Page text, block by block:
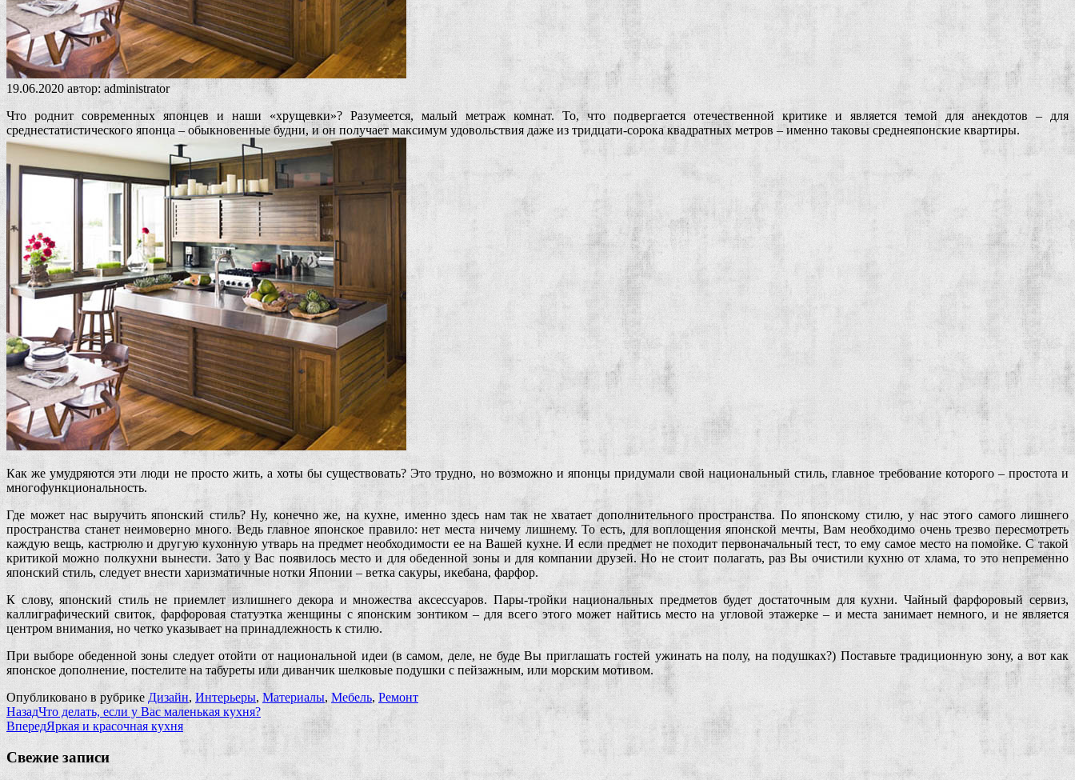
19.06.2020 автор: administrator
Что роднит современных японцев и наши «хрущевки»? Разумеется, малый метраж комнат. То, что подвергается отечественной критике и является темой для анекдотов – для
среднестатистического японца – обыкновенные будни, и он получает максимум удовольствия даже из тридцати-сорока квадратных метров – именно таковы среднеяпонские квартиры.
Как же умудряются эти люди не просто жить, а хоты бы существовать? Это трудно, но возможно и японцы придумали свой национальный стиль, главное требование которого – простота и
многофункциональность.
Где может нас выручить японский стиль? Ну, конечно же, на кухне, именно здесь нам так не хватает дополнительного пространства. По японскому стилю, у нас этого самого лишнего
пространства станет неимоверно много. Ведь главное японское правило: нет места ничему лишнему. То есть, для воплощения японской мечты, Вам необходимо очень трезво пересмотреть
каждую вещь, кастрюлю и другую кухонную утварь на предмет необходимости ее на Вашей кухне. И если предмет не походит первоначальный тест, то ему самое место на помойке. С такой
критикой можно полкухни вынести. Зато у Вас появилось место и для обеденной зоны и для компании друзей. Но не стоит полагать, раз Вы очистили кухню от хлама, то это непременно
японский стиль, следует внести харизматичные нотки Японии – ветка сакуры, икебана, фарфор.
К слову, японский стиль не приемлет излишнего декора и множества аксессуаров. Пары-тройки национальных предметов будет достаточным для кухни. Чайный фарфоровый сервиз,
каллиграфический свиток, фарфоровая статуэтка женщины с японским зонтиком – для всего этого может найтись место на угловой этажерке – и места занимает немного, и не является
центром внимания, но четко указывает на принадлежность к стилю.
При выборе обеденной зоны следует отойти от национальной идеи (в самом, деле, не буде Вы приглашать гостей ужинать на полу, на подушках?) Поставьте традиционную зону, а вот как
японское дополнение, постелите на табуреты или диванчик шелковые подушки с пейзажным, или морским мотивом.
Опубликовано в рубрикеДизайн, Интерьеры, Материалы, Мебель, Ремонт
НазадЧто делать, если у Вас маленькая кухня?
ВпередЯркая и красочная кухня
Свежие записи